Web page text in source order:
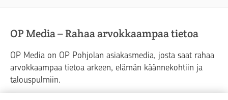
OP Media – Rahaa arvokkaampaa tietoa
OP Media on OP Pohjolan asiakasmedia, josta saat rahaa
arvokkaampaa tietoa arkeen, elämän käännekohtiin ja
talouspulmiin.